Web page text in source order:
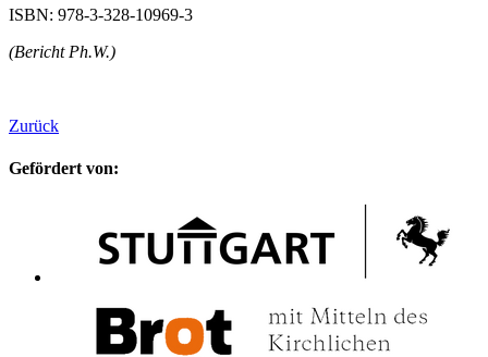
ISBN: 978-3-328-10969-3
(Bericht Ph.W.)
Zurück
Gefördert von: